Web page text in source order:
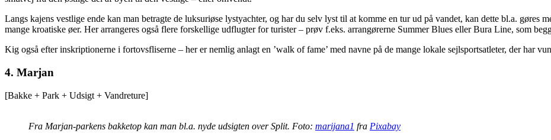
Langs kajens vestlige ende kan man betragte de luksuriøse lystyachter, og har du selv lyst til at komme en tur ud på vandet, kan dette bl.a. gøres
mange kroatiske øer. Her arrangeres også flere forskellige udflugter for turister – prøv f.eks. arrangørerne Summer Blues eller Bura Line, som
Kig også efter inskriptionerne i fortovsfliserne – her er nemlig anlagt en ’walk of fame’ med navne på de mange lokale sejlsportsatleter, der har
4. Marjan
[Bakke + Park + Udsigt + Vandreture]
Fra Marjan-parkens bakketop kan man bl.a. nyde udsigten over Split. Foto: marijana1 fra Pixabay